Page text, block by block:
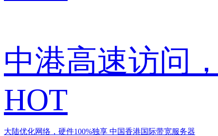
中港高速访问
HOT
大陆优化网络，硬件100%独享 中国香港国际带宽服务器